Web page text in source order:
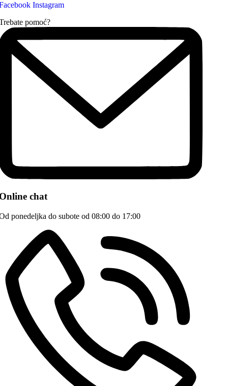
Instagram
pomoć?
chat
ponedeljka do subote od 08:00 do 17:00